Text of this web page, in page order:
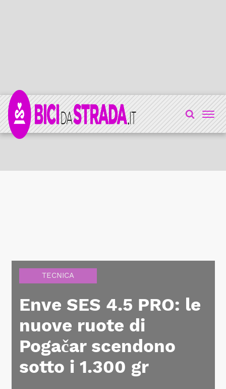
TECNICA
Enve SES 4.5 PRO: le
nuove ruote di
Pogačar scendono
sotto i 1.300 gr